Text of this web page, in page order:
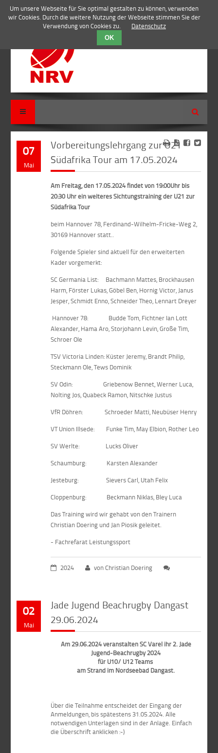
Suche
07
Mai
Vorbereitungslehrgang zur U21
Südafrika Tour am 17.05.2024
Am Freitag, den 17.05.2024 findet von 19:00Uhr bis
20:30 Uhr ein weiteres Sichtungstraining der U21 zur
Südafrika Tour
beim Hannover 78, Ferdinand-Wilhelm-Fricke-Weg 2,
30169 Hannover statt..
Folgende Spieler sind aktuell für den erweiterten
Kader vorgemerkt:
SC Germania List: Bachmann Mattes, Brockhausen
Harm, Förster Lukas, Göbel Ben, Hornig Victor, Janus
Jesper, Schmidt Enno, Schneider Theo, Lennart Dreyer
Hannover 78: Budde Tom, Fichtner Ian Lott
Alexander, Hama Aro, Storjohann Levin, Große Tim,
Schroer Ole
TSV Victoria Linden: Küster Jeremy, Brandt Philip,
Steckmann Ole, Tews Dominik
SV Odin: Griebenow Bennet, Werner Luca,
Nolting Jos, Quabeck Ramon, Nitschke Justus
VfR Döhren: Schroeder Matti, Neubüser Henry
VT Union Illsede: Funke Tim, May Elbion, Rother Leo
SV Werlte: Lucks Oliver
Schaumburg: Karsten Alexander
Jesteburg: Sievers Carl, Utah Felix
Cloppenburg: Beckmann Niklas, Bley Luca
Das Training wird wir gehabt von den Trainern
Christian Doering und Jan Piosik geleitet.
- Fachrefarat Leistungssport
2024 von Christian Doering
02
Mai
Jade Jugend Beachrugby Dangast
29.06.2024
Am 29.06.2024 veranstalten SC Varel ihr 2. Jade
Jugend-Beachrugby 2024
für U10/ U12 Teams
am Strand im Nordseebad Dangast.
Über die Teilnahme entscheidet der Eingang der
Anmeldungen, bis spätestens 31.05.2024. Alle
notwendigen Unterlagen sind in der Anlage. Einfach
die Überschrift anklicken :-)
Um unsere Webseite für Sie optimal gestalten zu können, verwenden
wir Cookies. Durch die weitere Nutzung der Webseite stimmen Sie der
Verwendung von Cookies zu.
Datenschutz
OK